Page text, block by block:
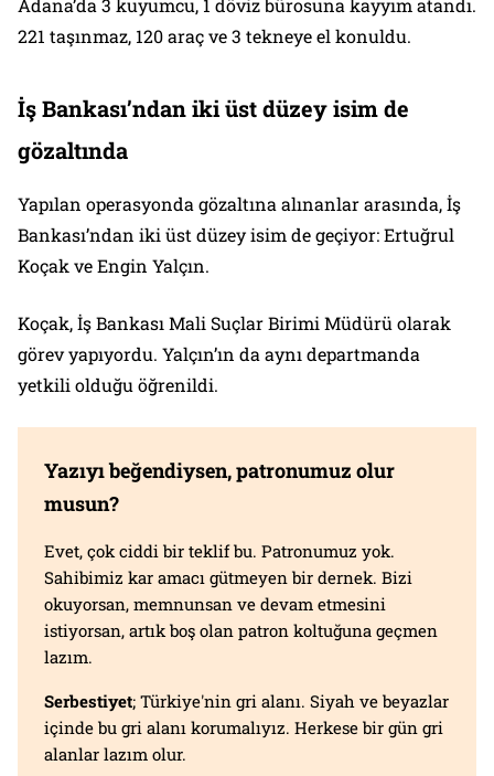
Adana’da 3 kuyumcu, 1 döviz bürosuna kayyım atandı.
221 taşınmaz, 120 araç ve 3 tekneye el konuldu.
İş Bankası’ndan iki üst düzey isim de
gözaltında
Yapılan operasyonda gözaltına alınanlar arasında, İş
Bankası’ndan iki üst düzey isim de geçiyor: Ertuğrul
Koçak ve Engin Yalçın.
Koçak, İş Bankası Mali Suçlar Birimi Müdürü olarak
görev yapıyordu. Yalçın’ın da aynı departmanda
yetkili olduğu öğrenildi.
Yazıyı beğendiysen, patronumuz olur
musun?
Evet, çok ciddi bir teklif bu. Patronumuz yok.
Sahibimiz kar amacı gütmeyen bir dernek. Bizi
okuyorsan, memnunsan ve devam etmesini
istiyorsan, artık boş olan patron koltuğuna geçmen
lazım.
Serbestiyet; Türkiye'nin gri alanı. Siyah ve beyazlar
içinde bu gri alanı korumalıyız. Herkese bir gün gri
alanlar lazım olur.